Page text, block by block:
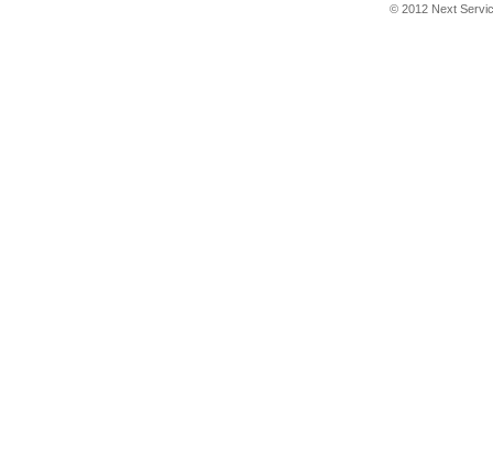
© 2012 Next